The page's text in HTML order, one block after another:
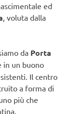
ed
, voluta dalla
da Porta
in un buono
Il centro
a forma di
più che